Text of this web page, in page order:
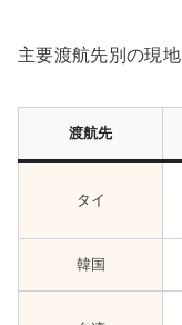
主要渡航先別の現
渡航先
タイ
韓国